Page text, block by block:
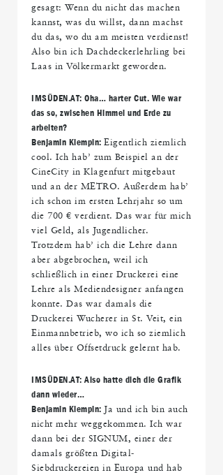
gesagt: Wenn du nicht das machen
kannst, was du willst, dann machst
du das, wo du am meisten verdienst!
Also bin ich Dachdeckerlehrling bei
Laas in Völkermarkt geworden.
IMSÜDEN.AT: Oha… harter Cut. Wie war
das so, zwischen Himmel und Erde zu
arbeiten?
Benjamin Klempin: Eigentlich ziemlich
cool. Ich hab’ zum Beispiel an der
CineCity in Klagenfurt mitgebaut
und an der METRO. Außerdem hab’
ich schon im ersten Lehrjahr so um
die 700 € verdient. Das war für mich
viel Geld, als Jugendlicher.
Trotzdem hab’ ich die Lehre dann
aber abgebrochen, weil ich
schließlich in einer Druckerei eine
Lehre als Mediendesigner anfangen
konnte. Das war damals die
Druckerei Wucherer in St. Veit, ein
Einmannbetrieb, wo ich so ziemlich
alles über Offsetdruck gelernt hab.
IMSÜDEN.AT: Also hatte dich die Grafik
dann wieder…
Benjamin Klempin: Ja und ich bin auch
nicht mehr weggekommen. Ich war
dann bei der SIGNUM, einer der
damals größten Digital-
Siebdruckereien in Europa und hab